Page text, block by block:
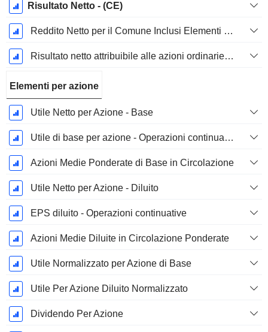
Risultato Netto - (CE)
Reddito Netto per il Comune Inclusi Elementi Straordinari
Risultato netto attribuibile alle azioni ordinarie escl. elementi straordinari
Elementi per azione
Utile Netto per Azione - Base
Utile di base per azione - Operazioni continuative
Azioni Medie Ponderate di Base in Circolazione
Utile Netto per Azione - Diluito
EPS diluito - Operazioni continuative
Azioni Medie Diluite in Circolazione Ponderate
Utile Normalizzato per Azione di Base
Utile Per Azione Diluito Normalizzato
Dividendo Per Azione